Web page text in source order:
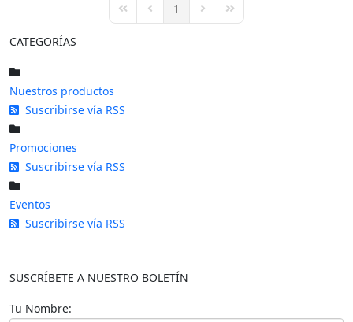
First PagePrevious Page
1 Next PageLast Page
CATEGORÍAS
Nuestros productos
Suscribirse vía RSS
Promociones
Suscribirse vía RSS
Eventos
Suscribirse vía RSS
SUSCRÍBETE A NUESTRO BOLETÍN
Tu Nombre: